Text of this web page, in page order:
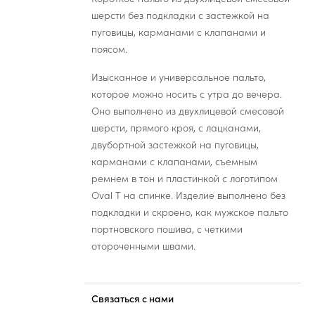
шерсти без подкладки с застежкой на
пуговицы, карманами с клапанами и
поясом.
Изысканное и универсальное пальто,
которое можно носить с утра до вечера.
Оно выполнено из двухлицевой смесовой
шерсти, прямого кроя, с лацканами,
двубортной застежкой на пуговицы,
карманами с клапанами, съемным
ремнем в тон и пластинкой с логотипом
Oval T на спинке. Изделие выполнено без
подкладки и скроено, как мужское пальто
портновского пошива, с четкими
отороченными швами.
Связаться с нами